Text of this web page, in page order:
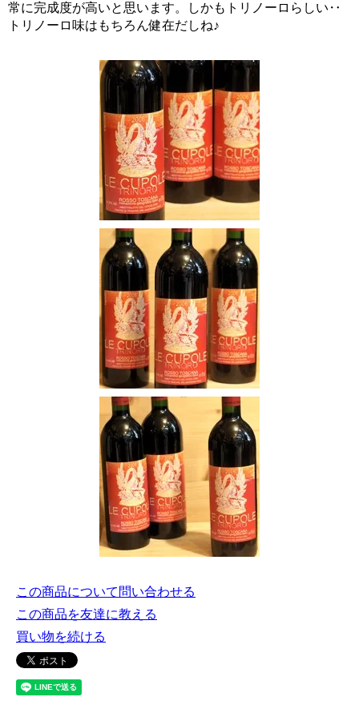
常に完成度が高いと思います。しかもトリノーロらしい‥
トリノーロ味はもちろん健在だしね♪
この商品について問い合わせる
この商品を友達に教える
買い物を続ける